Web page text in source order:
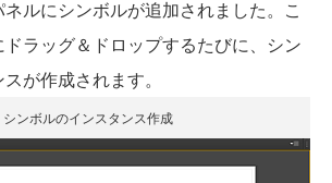
ルにシンボルが追加されました。こ
ラッグ＆ドロップするたびに、シン
が作成されます。
シンボルのインスタンス作成